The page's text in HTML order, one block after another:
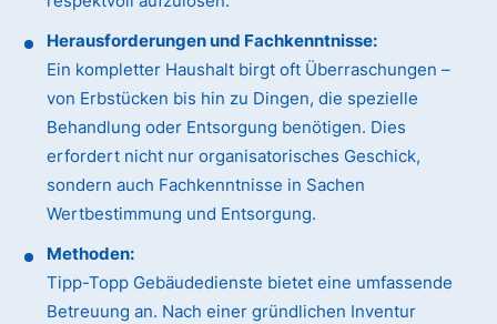
Herausforderungen und Fachkenntnisse:
Ein kompletter Haushalt birgt oft Überraschungen –
von Erbstücken bis hin zu Dingen, die spezielle
Behandlung oder Entsorgung benötigen. Dies
erfordert nicht nur organisatorisches Geschick,
sondern auch Fachkenntnisse in Sachen
Wertbestimmung und Entsorgung.
Methoden:
Tipp-Topp Gebäudedienste bietet eine umfassende
Betreuung an. Nach einer gründlichen Inventur